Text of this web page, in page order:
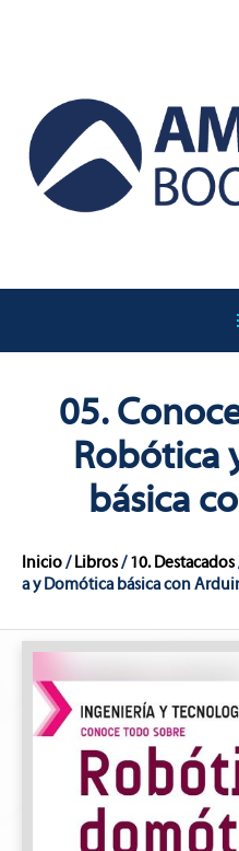
05.
Robótica
básica
Inicio/ Libros/10. Destacados
a y Domótica básica con